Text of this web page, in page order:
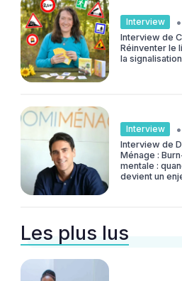
Interview •
Interview de
Réinventer le
la
Interview •
Interview de
Ménage :
mentale :
devient un
Les plus lus